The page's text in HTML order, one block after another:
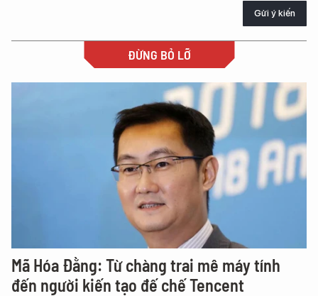
Gửi ý kiến
ĐỪNG BỎ LỠ
Mã Hóa Đằng: Từ chàng trai mê máy tính
đến người kiến tạo đế chế Tencent